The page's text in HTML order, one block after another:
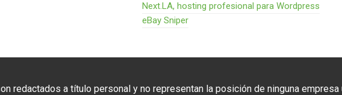
Next.LA, hosting profesional para Wordpress
eBay Sniper
redactados a título personal y no representan la posición de ninguna empresa